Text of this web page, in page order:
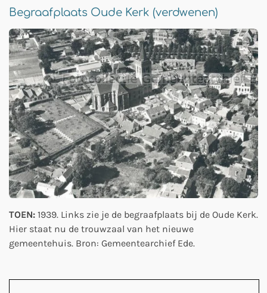
Begraafplaats Oude Kerk (verdwenen)
TOEN: 1939. Links zie je de begraafplaats bij de Oude Kerk.
Hier staat nu de trouwzaal van het nieuwe
gemeentehuis. Bron: Gemeentearchief Ede.